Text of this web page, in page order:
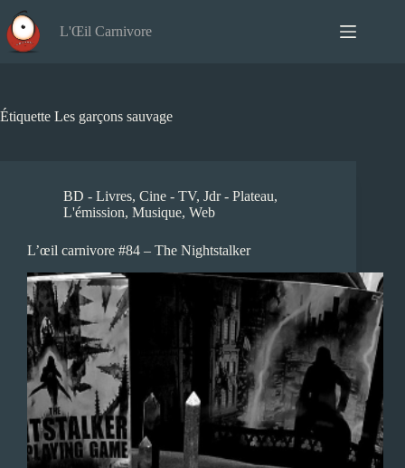
au
contenu
L'Œil Carnivore
Étiquette Les garçons sauvage
BD - Livres, Cine - TV, Jdr - Plateau,
L'émission, Musique, Web
L’œil carnivore #84 – The Nightstalker